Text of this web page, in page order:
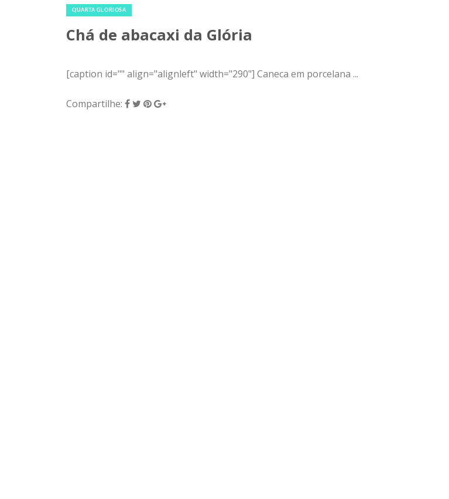
QUARTA GLORIOSA
Chá de abacaxi da Glória
[caption id="" align="alignleft" width="290"] Caneca em porcelana ...
Compartilhe: